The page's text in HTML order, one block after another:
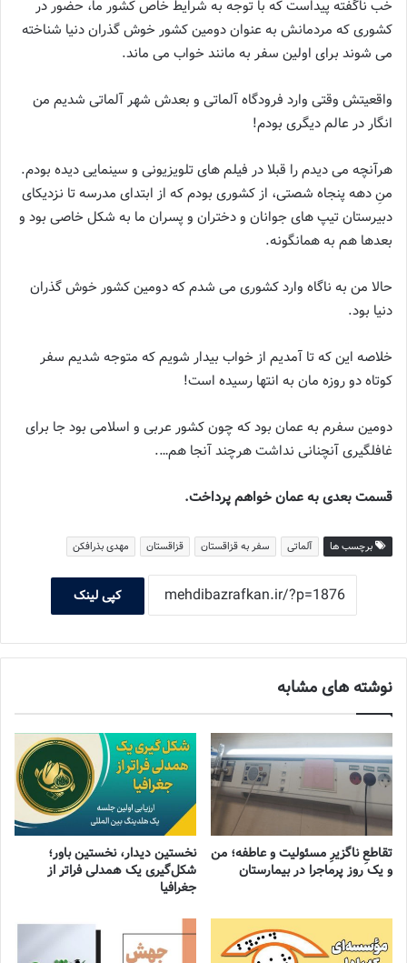
خب ناگفته پیداست که با توجه به شرایط خاص کشور ما، حضور در
کشوری که مردمانش به عنوان دومین کشور خوش گذران دنیا شناخته
می شوند برای اولین سفر به مانند خواب می ماند.
واقعیتش وقتی وارد فرودگاه آلماتی و بعدش شهر آلماتی شدیم من
انگار در عالم دیگری بودم!
هرآنچه می دیدم را قبلا در فیلم های تلویزیونی و سینمایی دیده بودم.
منِ دهه پنجاه شصتی، از کشوری بودم که از ابتدای مدرسه تا نزدیکای
دبیرستان تیپ های جوانان و دختران و پسران ما به شکل خاصی بود و
بعدها هم به همانگونه.
حالا من به ناگاه وارد کشوری می شدم که دومین کشور خوش گذران
دنیا بود.
خلاصه این که تا آمدیم از خواب بیدار شویم که متوجه شدیم سفر
کوتاه دو روزه مان به انتها رسیده است!
دومین سفرم به عمان بود که چون کشور عربی و اسلامی بود جا برای
غافلگیری آنچنانی نداشت هرچند آنجا هم….
قسمت بعدی به عمان خواهم پرداخت.
برچسب ها آلماتی سفر به قزاقستان قزاقستان مهدی بذرافکن
کپی لینک
نوشته های مشابه
تقاطعِ ناگزیرِ مسئولیت و عاطفه؛ من
و یک روز پرماجرا در بیمارستان
نخستین دیدار، نخستین باور؛
شکل‌گیری یک همدلی فراتر از
جغرافیا